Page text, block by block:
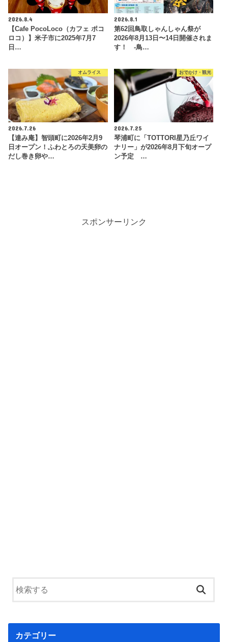
2026.8.4
【Cafe PocoLoco（カフェ ポコ
ロコ）】米子市に2025年7月7
日…
2026.8.1
第62回鳥取しゃんしゃん祭が
2026年8月13日〜14日開催されま
す！ -鳥…
オムライス
2026.7.26
【達み庵】智頭町に2026年2月9
日オープン！ふわとろの天美卵の
だし巻き卵や…
おでかけ・観光
2026.7.25
琴浦町に「TOTTORI星乃丘ワイ
ナリー」が2026年8月下旬オープ
ン予定 …
スポンサーリンク
カテゴリー